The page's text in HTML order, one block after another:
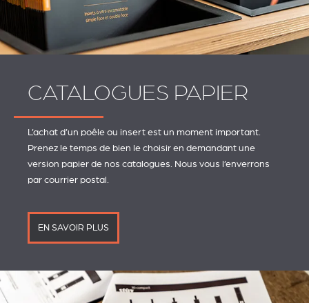
CATALOGUES PAPIER
L’achat d’un poêle ou insert est un moment important.
Prenez le temps de bien le choisir en demandant une
version papier de nos catalogues. Nous vous l’enverrons
par courrier postal.
EN SAVOIR PLUS